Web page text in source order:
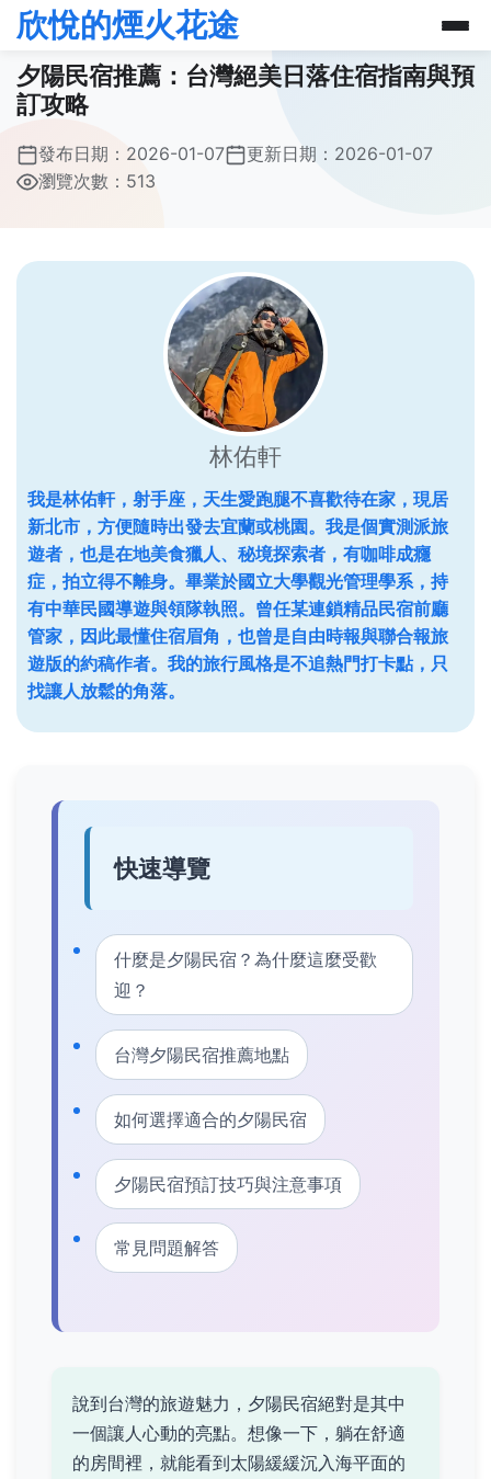
欣悅的煙火花途
夕陽民宿推薦：台灣絕美日落住宿指南與預
訂攻略
發布日期： 2026-01-07 更新日期： 2026-01-07
瀏覽次數：513
林佑軒
我是林佑軒，射手座，天生愛跑腿不喜歡待在家，現居
新北市，方便隨時出發去宜蘭或桃園。我是個實測派旅
遊者，也是在地美食獵人、秘境探索者，有咖啡成癮
症，拍立得不離身。畢業於國立大學觀光管理學系，持
有中華民國導遊與領隊執照。曾任某連鎖精品民宿前廳
管家，因此最懂住宿眉角，也曾是自由時報與聯合報旅
遊版的約稿作者。我的旅行風格是不追熱門打卡點，只
找讓人放鬆的角落。
快速導覽
什麼是夕陽民宿？為什麼這麼受歡
迎？
台灣夕陽民宿推薦地點
如何選擇適合的夕陽民宿
夕陽民宿預訂技巧與注意事項
常見問題解答
說到台灣的旅遊魅力，夕陽民宿絕對是其中
一個讓人心動的亮點。想像一下，躺在舒適
的房間裡，就能看到太陽緩緩沉入海平面的